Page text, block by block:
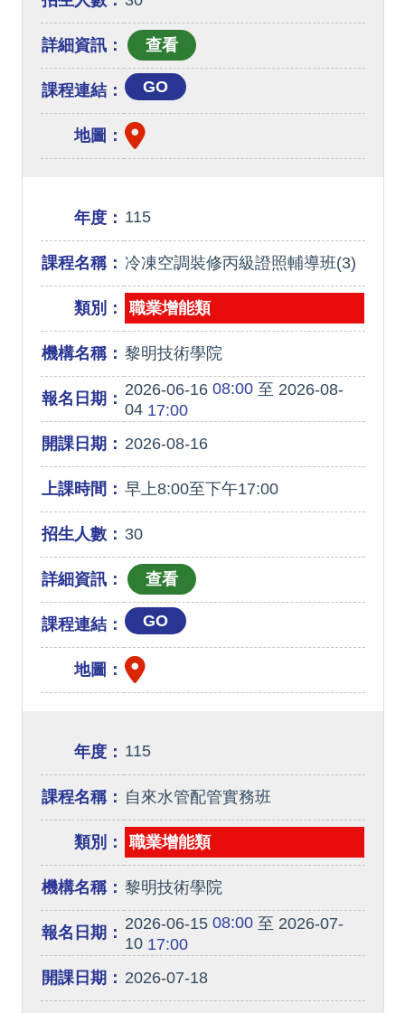
詳細資訊：
課程連結： GO
地圖：
年度： 115
課程名稱： 冷凍空調裝修丙級證照輔導班(3)
類別： 職業增能類
機構名稱： 黎明技術學院
報名日期： 2026-06-1608:00至 2026-08-
0417:00
開課日期： 2026-08-16
上課時間： 早上8:00至下午17:00
招生人數： 30
詳細資訊：
課程連結： GO
地圖：
年度： 115
課程名稱： 自來水管配管實務班
類別： 職業增能類
機構名稱： 黎明技術學院
報名日期： 2026-06-1508:00至 2026-07-
1017:00
開課日期： 2026-07-18